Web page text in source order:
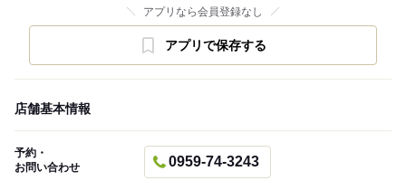
アプリなら会員登録なし
アプリで保存する
店舗基本情報
予約・
お問い合わせ
0959-74-3243